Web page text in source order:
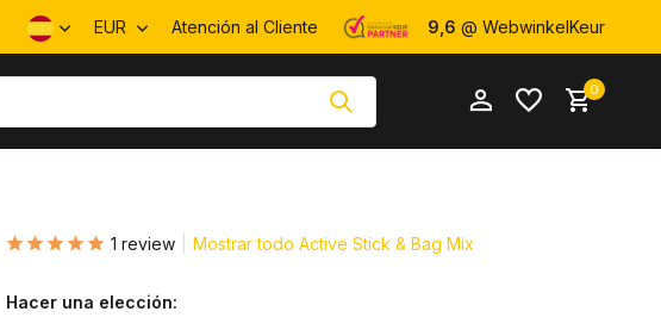
EUR Atención al Cliente 9,6 @ WebwinkelKeur
0
1 review Mostrar todo Active Stick & Bag Mix
Hacer una elección: